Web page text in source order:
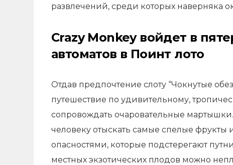
развлечений, среди которых наверняка
Crazy Monkey войдет в
автоматов в Поинт лото
Отдав предпочтение слоту “Чокнутые
путешествие по удивительному,
сопровождать очаровательные
человеку отыскать самые спелые
опасностями, которые подстерегают
местных экзотических плодов можно